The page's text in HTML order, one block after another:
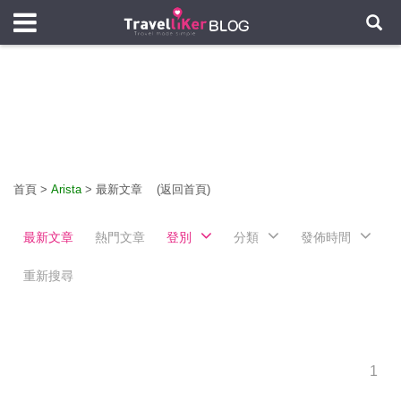
首頁 > Arista> 最新文章 (返回首頁)
最新文章 熱門文章 登別 分類 發佈時間
重新搜尋
1